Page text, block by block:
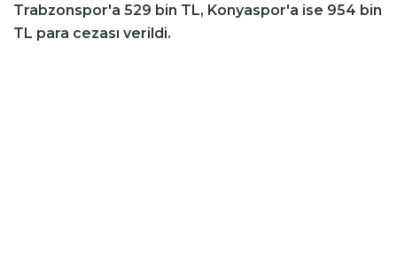
Trabzonspor'a 529 bin TL, Konyaspor'a ise 954 bin
TL para cezası verildi.